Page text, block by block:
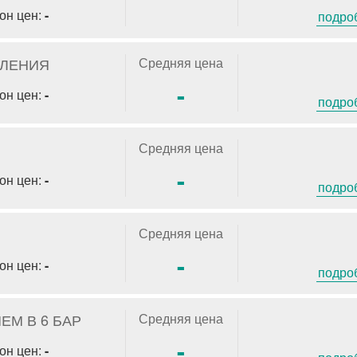
цен:-
цен:-
Средняя цена
-
цен:-
Средняя цена
-
цен:-
Средняя цена
-
В 6 БАР
цен:-
Средняя цена